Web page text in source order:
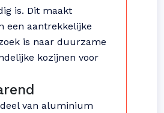
is. Dit maakt
een aantrekkelijke
is naar duurzame
kozijnen voor
van aluminium